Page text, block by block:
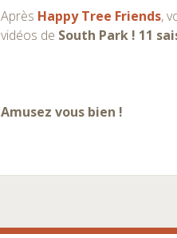
Après Happy Tree Friends,
vidéos de South Park ! 11
Amusez vous bien !